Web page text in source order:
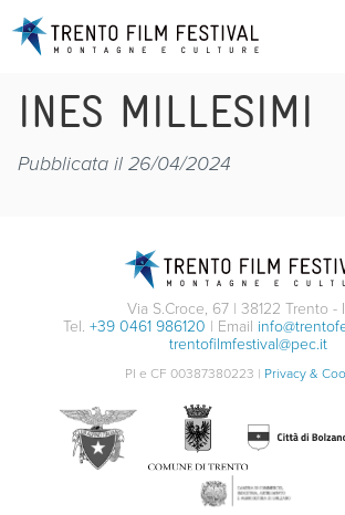
INES MILLESIMI
Pubblicata il 26/04/2024
Via S.Croce, 67 | 38122 Trento -
Tel. +39 0461 986120 | Email
trentofilmfestival@pec.it
PI e CF 00387380223 | Privacy &